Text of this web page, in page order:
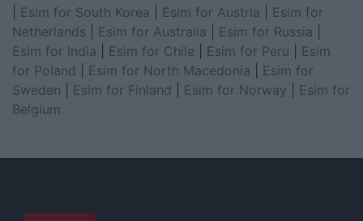
Esim for South Korea Esim for Austria
Esim for
Netherlands
Esim for Australia Esim for Russia
Esim for India
Esim for Chile Esim for Peru
Esim
for Poland
Esim for North Macedonia
Esim for
Sweden
Esim for Finland Esim for Norway
Esim for
Belgium